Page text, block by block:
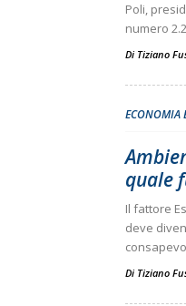
Poli,
numero
Di Tiziano
ECONOMIA
quale
Il fattore
deve
Di Tiziano